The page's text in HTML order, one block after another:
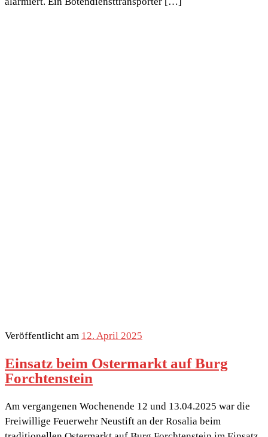
Veröffentlicht am 12. April 2025
Einsatz beim Ostermarkt auf Burg
Forchtenstein
Am vergangenen Wochenende 12 und 13.04.2025 war die
Freiwillige Feuerwehr Neustift an der Rosalia beim